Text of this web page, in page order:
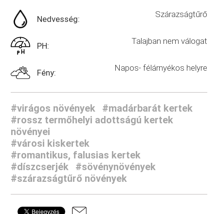
Nedvesség: Szárazságtűrő
PH: Talajban nem válogat
Fény: Napos- félárnyékos helyre
#virágos növények
#madárbarát kertek
#rossz termőhelyi adottságú kertek
növényei
#városi kiskertek
#romantikus, falusias kertek
#díszcserjék
#sövénynövények
#szárazságtűrő növények